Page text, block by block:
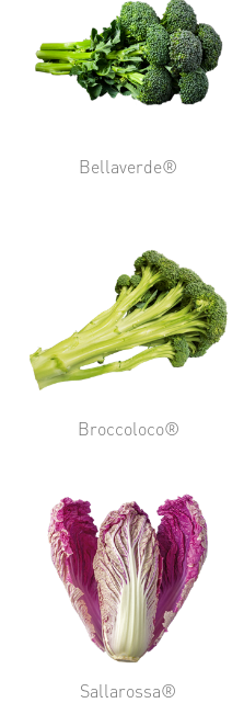
Bellaverde®
Broccoloco®
Sallarossa®